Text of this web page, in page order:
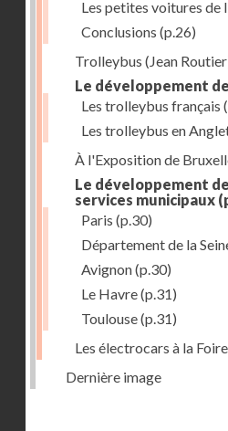
Les petites voitures de
Conclusions (p.26)
Trolleybus (Jean
Le développement
Les trolleybus français
Les trolleybus en
À l'Exposition de
Le développement
services municipaux
Paris (p.30)
Département de la
Avignon(p.30)
Le Havre(p.31)
Toulouse(p.31)
Les électrocars à la
Dernière image